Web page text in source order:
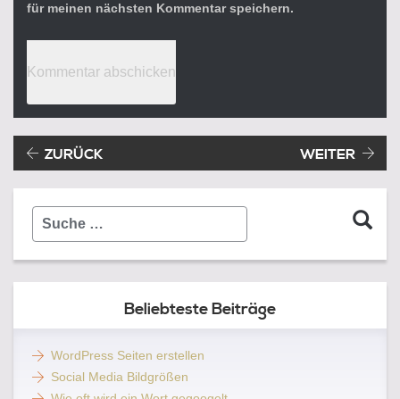
für meinen nächsten Kommentar speichern.
Beitragsnavigation
ZURÜCK WEITER
Suche
Beliebteste Beiträge
WordPress Seiten erstellen
Social Media Bildgrößen